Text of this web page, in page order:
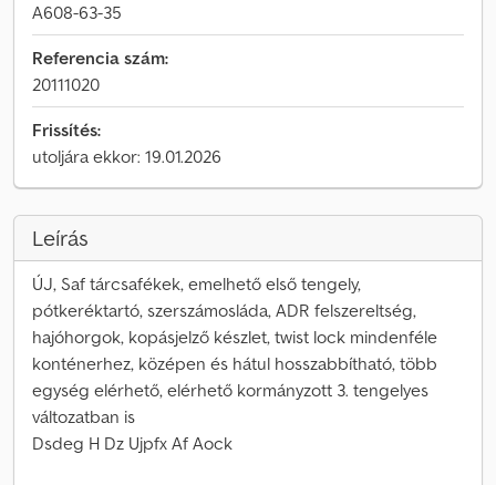
A608-63-35
Referencia szám:
20111020
Frissítés:
utoljára ekkor: 19.01.2026
Leírás
ÚJ, Saf tárcsafékek, emelhető első tengely,
pótkeréktartó, szerszámosláda, ADR felszereltség,
hajóhorgok, kopásjelző készlet, twist lock mindenféle
konténerhez, középen és hátul hosszabbítható, több
egység elérhető, elérhető kormányzott 3. tengelyes
változatban is
Dsdeg H Dz Ujpfx Af Aock